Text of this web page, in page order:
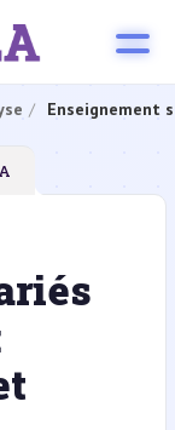
Enseignement